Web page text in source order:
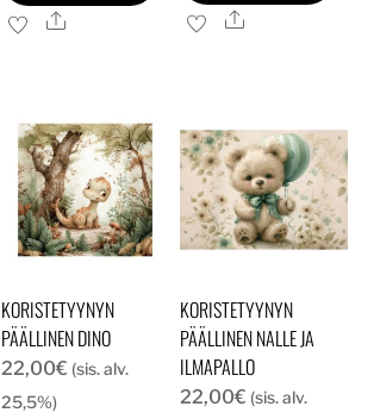
Ale
Tällä
muunnelma.
Voit
tehdä
valinnat
sivulla.
Ale
KORISTETYYNYN
PÄÄLLINEN DINO
22,00€ (sis. alv.
25,5%)
KORISTETYYNYN
PÄÄLLINEN NALLE JA
ILMAPALLO
22,00€ (sis. alv.